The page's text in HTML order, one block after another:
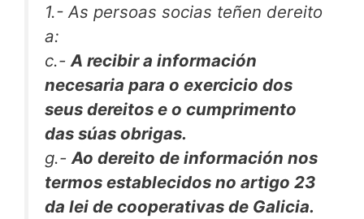
1.- As persoas socias teñen dereito
a:
c.- A recibir a información
necesaria para o exercicio dos
seus dereitos e o cumprimento
das súas obrigas.
g.- Ao dereito de información nos
termos establecidos no artigo 23
da lei de cooperativas de Galicia.